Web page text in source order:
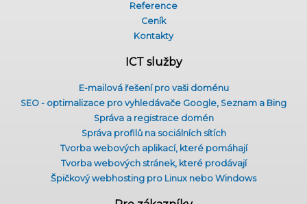
Reference
Ceník
Kontakty
ICT služby
E-mailová řešení pro vaši doménu
SEO - optimalizace pro vyhledávače Google, Seznam a Bing
Správa a registrace domén
Správa profilů na sociálních sítích
Tvorba webových aplikací, které pomáhají
Tvorba webových stránek, které prodávají
Špičkový webhosting pro Linux nebo Windows